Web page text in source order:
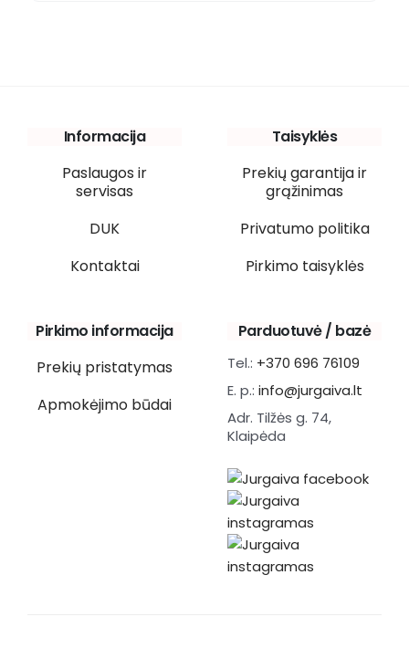
Informacija
Paslaugos ir
servisas
DUK
Kontaktai
Taisyklės
Prekių garantija ir
grąžinimas
Privatumo politika
Pirkimo taisyklės
Pirkimo informacija
Prekių pristatymas
Apmokėjimo būdai
Parduotuvė / bazė
Tel.: +370 696 76109
E. p.: info@jurgaiva.lt
Adr. Tilžės g. 74,
Klaipėda